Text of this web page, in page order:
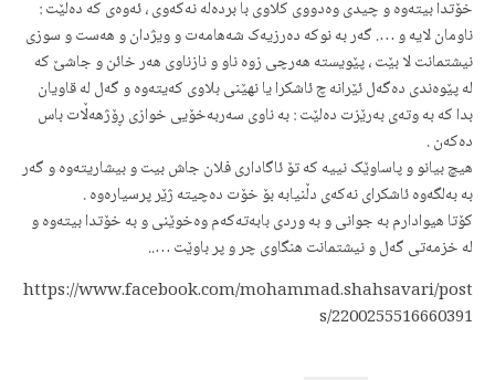
خۆتدا بیتەوە و چیدی وەدووی کلاوی با بردەلە نەکەوی ، ئەوەی کە دەلێت :
ناومان لایە و …. گەر بە نوکە دەرزیەک شەهامەت و ویژدان و هەست و سوزی
نیشتمانت لا بێت ، پێویستە هەرچی زوە ناو و نازناوی هەر خائن و جاشێ کە
لە پێوەندی دەگەل ئێرانە چ ئاشکرا یا نهێنی بلاوی کەیتەوە و گەل لە قاویان
بدا کە بە وتەی بەرێزت دەلێت : بە ناوی سەربەخۆیی خوازی ڕۆژهەڵات باس
دەکەن .
هیچ بیانو و پاساوێک نییە کە تۆ ئاگاداری فلان جاش بیت و بیشاریتەوە و گەر
بە بەلگەوە ئاشکرای نەکەی دڵنیابە بۆ خۆت دەچیتە ژێر پرسیارەوە .
کۆتا هیوادارم بە جوانی و بە وردی بابەتەکەم وەخوێنی و بە خۆتدا بیتەوە و
لە خزمەتی گەل و نیشتمانت هنگاوی چر و پر باوێت …..
https://www.facebook.com/mohammad.shahsavari/post
s/2200255516660391